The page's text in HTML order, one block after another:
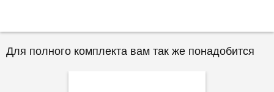
Для полного комплекта вам так же понадобится